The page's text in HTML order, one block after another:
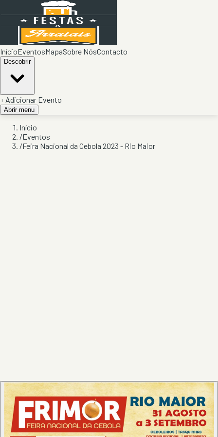
InícioEventosMapaSobre NósContacto
Descobrir
+ Adicionar Evento
Abrir menu
Início
/Eventos
/Feira Nacional da Cebola 2023 - Rio Maior